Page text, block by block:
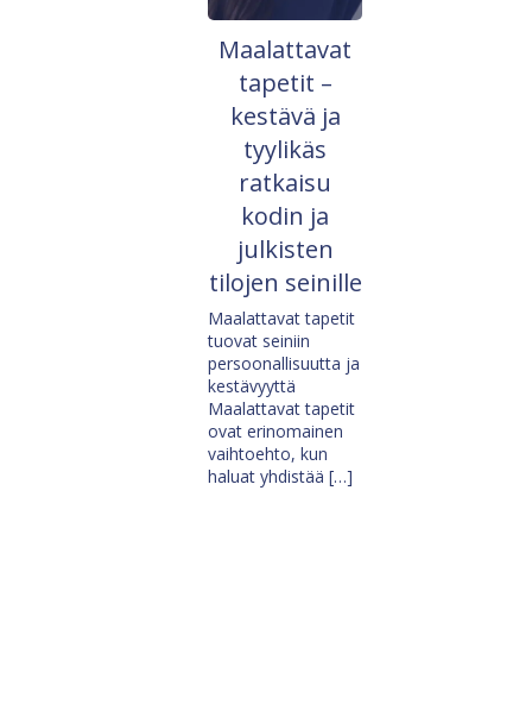
Maalattavat
tapetit –
kestävä ja
tyylikäs
ratkaisu
kodin ja
julkisten
tilojen seinille
Maalattavat tapetit
tuovat seiniin
persoonallisuutta ja
kestävyyttä
Maalattavat tapetit
ovat erinomainen
vaihtoehto, kun
haluat yhdistää […]